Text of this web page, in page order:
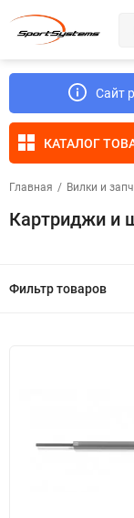
Сайт
КАТАЛОГ
Главная / Вилки и
Картриджи и
Фильтр товаров